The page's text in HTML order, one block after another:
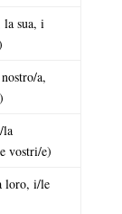
la sua, i
a,
la
vostri/e)
loro, i/le